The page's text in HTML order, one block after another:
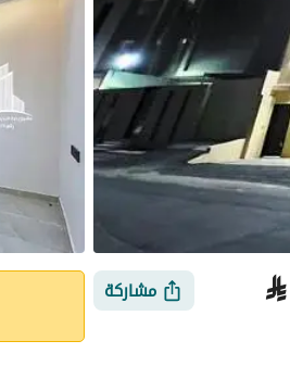
⃁ مشاركة